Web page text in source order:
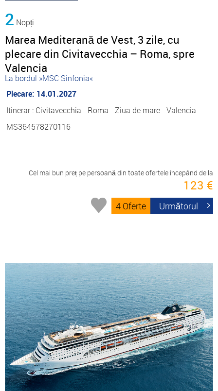
2 Nopți
Marea Mediterană de Vest, 3 zile, cu
plecare din Civitavecchia – Roma, spre
Valencia
La bordul »MSC Sinfonia«
Plecare: 14.01.2027
Itinerar : Civitavecchia - Roma - Ziua de mare - Valencia
MS364578270116
Cel mai bun preț pe persoană din toate ofertele începând de la
123 €
4 Oferte Următorul